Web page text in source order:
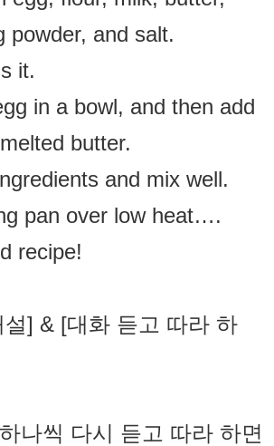
powder, and salt.
it.
in a bowl, and then add
butter.
and mix well.
pan over low heat….
recipe!
] & [대화 듣고 따라 하
나씩 다시 듣고 따라 하면